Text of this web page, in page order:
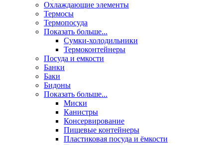
Охлаждающие элементы
Термосы
Термопосуда
Показать больше...
Сумки-холодильники
Термоконтейнеры
Посуда и емкости
Банки
Баки
Бидоны
Показать больше...
Миски
Канистры
Консервирование
Пищевые контейнеры
Пластиковая посуда и ёмкости